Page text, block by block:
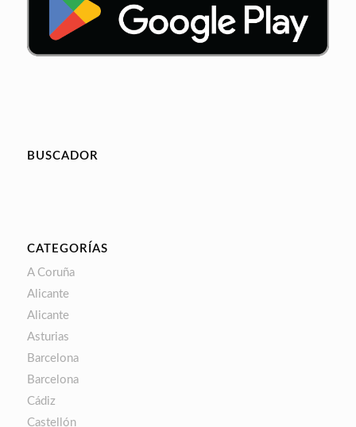
BUSCADOR
CATEGORÍAS
A Coruña
Alicante
Alicante
Asturias
Barcelona
Barcelona
Cádiz
Castellón